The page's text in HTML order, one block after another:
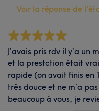
Voir la réponse de
J’avais pris rdv il y’a un
et la prestation était
rapide (on avait finis en
très douce et ne m’a
beaucoup à vous, je